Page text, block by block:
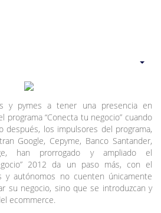
y pymes a tener una presencia en
“Conecta tu negocio” cuando
después, los impulsores del programa,
Google, Cepyme, Banco Santander,
han prorrogado y ampliado el
2012 da un paso más, con el
y autónomos no cuenten únicamente
su negocio, sino que se introduzcan y
ecommerce.